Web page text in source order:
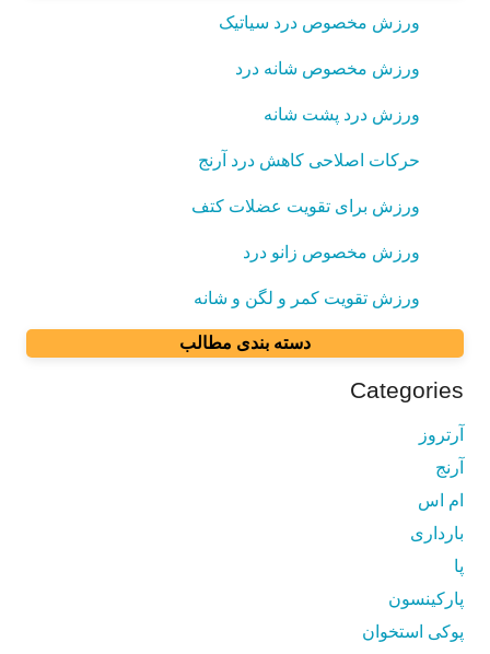
ورزش مخصوص درد سیاتیک
ورزش مخصوص شانه درد
ورزش درد پشت شانه
حرکات اصلاحی کاهش درد آرنج
ورزش برای تقویت عضلات کتف
ورزش مخصوص زانو درد
ورزش تقویت کمر و لگن و شانه
دسته بندی مطالب
Categories
آرتروز
آرنج
ام اس
بارداری
پا
پارکینسون
پوکی استخوان